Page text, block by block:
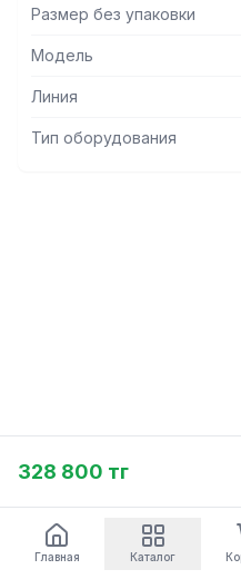
- Полка выполнена из
- В верхней части полки
- Двухъярусная полка
предотвращающее
Размер без упаковки
Модель
Линия
Тип оборудования
328 800 тг
Главная Каталог